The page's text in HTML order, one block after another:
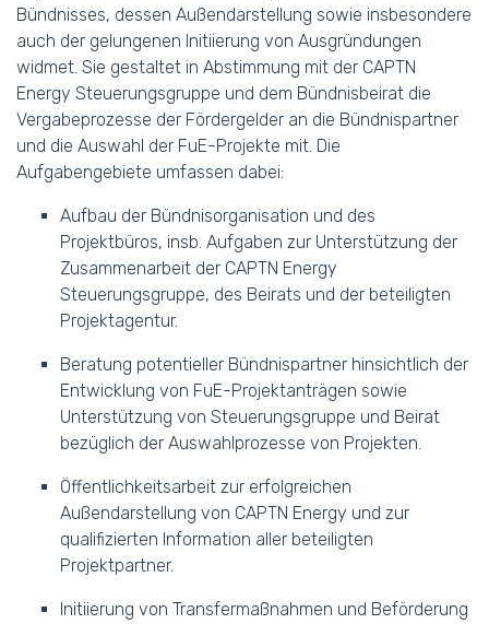
Bündnisses, dessen Außendarstellung sowie insbesondere
auch der gelungenen Initiierung von Ausgründungen
widmet. Sie gestaltet in Abstimmung mit der CAPTN
Energy Steuerungsgruppe und dem Bündnisbeirat die
Vergabeprozesse der Fördergelder an die Bündnispartner
und die Auswahl der FuE-Projekte mit. Die
Aufgabengebiete umfassen dabei:
Aufbau der Bündnisorganisation und des
Projektbüros, insb. Aufgaben zur Unterstützung der
Zusammenarbeit der CAPTN Energy
Steuerungsgruppe, des Beirats und der beteiligten
Projektagentur.
Beratung potentieller Bündnispartner hinsichtlich der
Entwicklung von FuE-Projektanträgen sowie
Unterstützung von Steuerungsgruppe und Beirat
bezüglich der Auswahlprozesse von Projekten.
Öffentlichkeitsarbeit zur erfolgreichen
Außendarstellung von CAPTN Energy und zur
qualifizierten Information aller beteiligten
Projektpartner.
Initiierung von Transfermaßnahmen und Beförderung